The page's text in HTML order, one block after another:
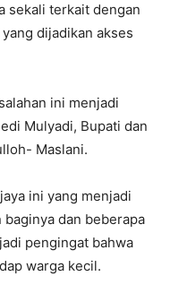
sekali terkait dengan
dijadikan akses
ini menjadi
Mulyadi, Bupati dan
Maslani.
ini yang menjadi
baginya dan beberapa
pengingat bahwa
warga kecil.